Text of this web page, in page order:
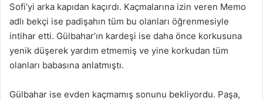
Sofi’yi arka kapıdan kaçırdı. Kaçmalarına izin veren Memo
adlı bekçi ise padişahın tüm bu olanları öğrenmesiyle
intihar etti. Gülbahar’ın kardeşi ise daha önce korkusuna
yenik düşerek yardım etmemiş ve yine korkudan tüm
olanları babasına anlatmıştı.
Gülbahar ise evden kaçmamış sonunu bekliyordu. Paşa,